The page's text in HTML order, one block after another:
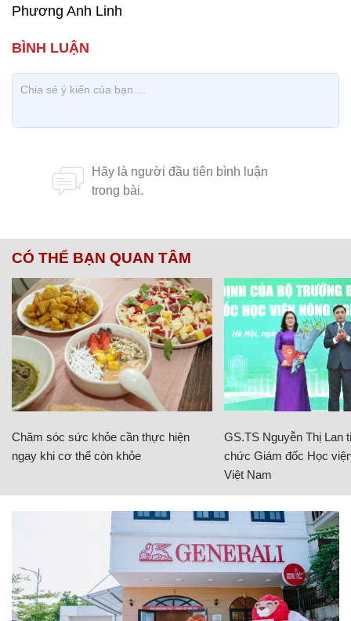
Phương Anh Linh
CÓ THỂ BẠN QUAN TÂM
Chăm sóc sức khỏe cần thực hiện
ngay khi cơ thể còn khỏe
GS.TS Nguyễn Thị Lan
chức Giám đốc Học
Việt Nam